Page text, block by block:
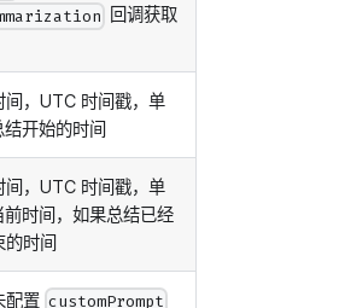
回调获取
间，UTC 时间戳，单
开始的时间
间，UTC 时间戳，单
时间，如果总结已经
的时间
配置 customPrompt